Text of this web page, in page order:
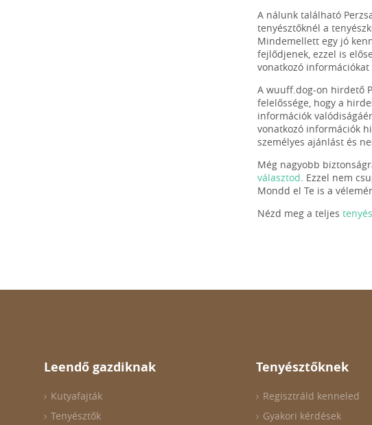
A nálunk található
tenyésztőknél a
Mindemellett egy jó
fejlődjenek, ezzel is
vonatkozó
A wuuff.dog-on hirdető
felelőssége, hogy a
információk
vonatkozó információk
személyes ajánlást és
Még nagyobb
választod. Ezzel nem
Mondd el Te is a
Nézd meg a teljes
Leendő gazdiknak
Kutyafajták
Tenyésztők
Tenyésztőknek
Regisztráld kenneled
Gyakori kérdések